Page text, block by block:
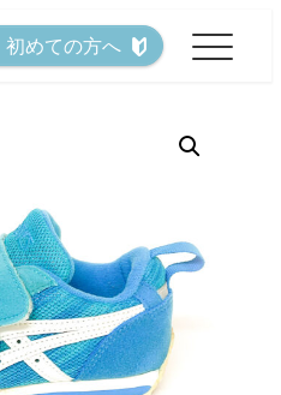
初めての方へ